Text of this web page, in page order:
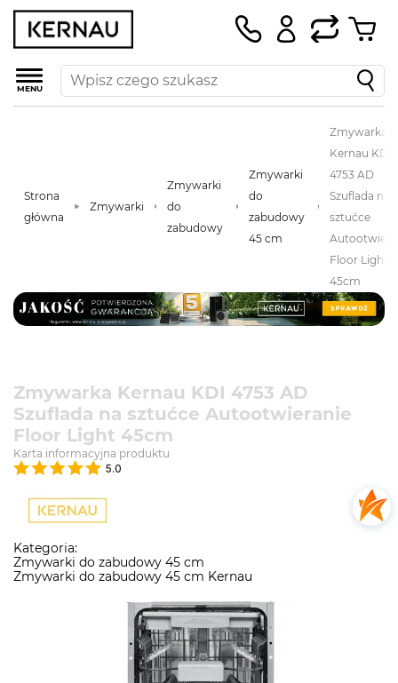
MENU
Strona
główna
Zmywarki
Zmywarki
do
zabudowy
Zmywarki
do
zabudowy
45 cm
Zmywarka
Kernau KDI
4753 AD
Szuflada na
sztućce
Floor Light
45cm
Zmywarka Kernau KDI 4753 AD
Szuflada na sztućce Autootwieranie
Floor Light 45cm
Karta informacyjna produktu
5.0
Kategoria:
Zmywarki do zabudowy 45 cm
Zmywarki do zabudowy 45 cm Kernau